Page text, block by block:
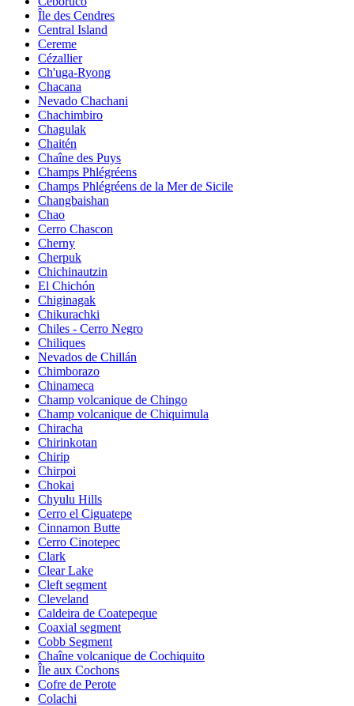
Île des Cendres
Central Island
Cereme
Cézallier
Ch'uga-Ryong
Chacana
Nevado Chachani
Chachimbiro
Chagulak
Chaitén
Chaîne des Puys
Champs Phlégréens
Champs Phlégréens de la Mer de Sicile
Changbaishan
Chao
Cerro Chascon
Cherny
Cherpuk
Chichinautzin
El Chichón
Chiginagak
Chikurachki
Chiles - Cerro Negro
Chiliques
Nevados de Chillán
Chimborazo
Chinameca
Champ volcanique de Chingo
Champ volcanique de Chiquimula
Chiracha
Chirinkotan
Chirip
Chirpoi
Chokai
Chyulu Hills
Cerro el Ciguatepe
Cinnamon Butte
Cerro Cinotepec
Clark
Clear Lake
Cleft segment
Cleveland
Caldeira de Coatepeque
Coaxial segment
Cobb Segment
Chaîne volcanique de Cochiquito
Île aux Cochons
Cofre de Perote
Colachi